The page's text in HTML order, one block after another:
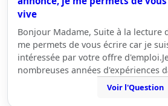
vive
Bonjour Madame, Suite à la lecture
me permets de vous écrire car je
intéressée par votre offre
nombreuses années d'expériences
Voir l'Question